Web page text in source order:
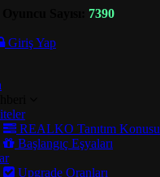
7390
Giriş Yap
REALKO Tanıtım Konusu
Başlangıç Eşyaları
Upgrade Oranları